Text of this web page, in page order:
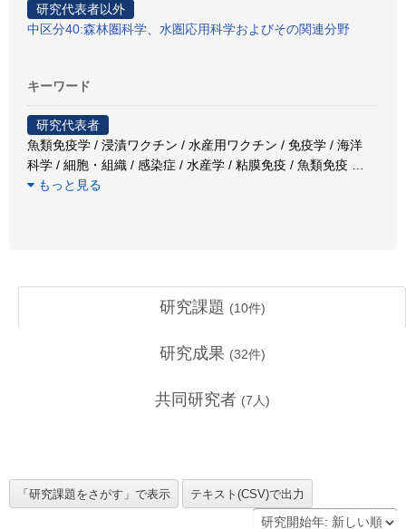
研究代表者以外
中区分40:森林圏科学、水圏応用科学およびその関連分野
キーワード
研究代表者
魚類免疫学 / 浸漬ワクチン / 水産用ワクチン / 免疫学 / 海洋
科学 / 細胞・組織 / 感染症 / 水産学 / 粘膜免疫 / 魚類免疫
もっと見る
研究課題 (10件)
研究成果 (32件)
共同研究者 (7 人)